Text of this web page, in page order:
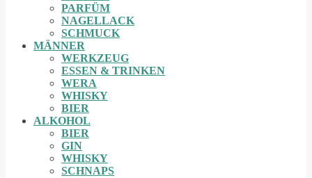
PARFÜM
NAGELLACK
SCHMUCK
MÄNNER
WERKZEUG
ESSEN & TRINKEN
WERA
WHISKY
BIER
ALKOHOL
BIER
GIN
WHISKY
SCHNAPS